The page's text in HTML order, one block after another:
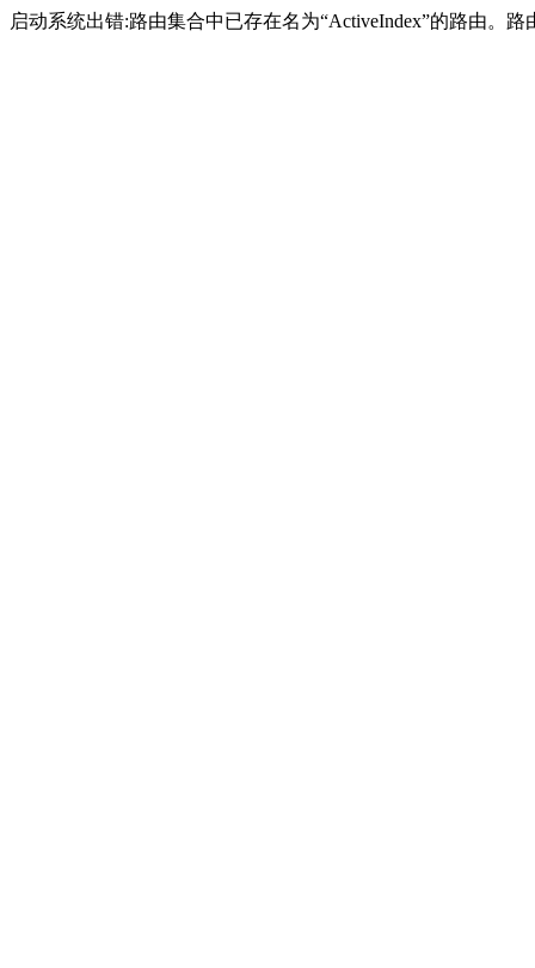
启动系统出错:路由集合中已存在名为“ActiveIndex”的路由。路